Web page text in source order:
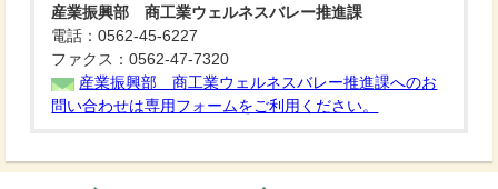
産業振興部 商工業ウェルネスバレー推進課
電話：0562-45-6227
ファクス：0562-47-7320
産業振興部 商工業ウェルネスバレー推進課へのお
問い合わせは専用フォームをご利用ください。